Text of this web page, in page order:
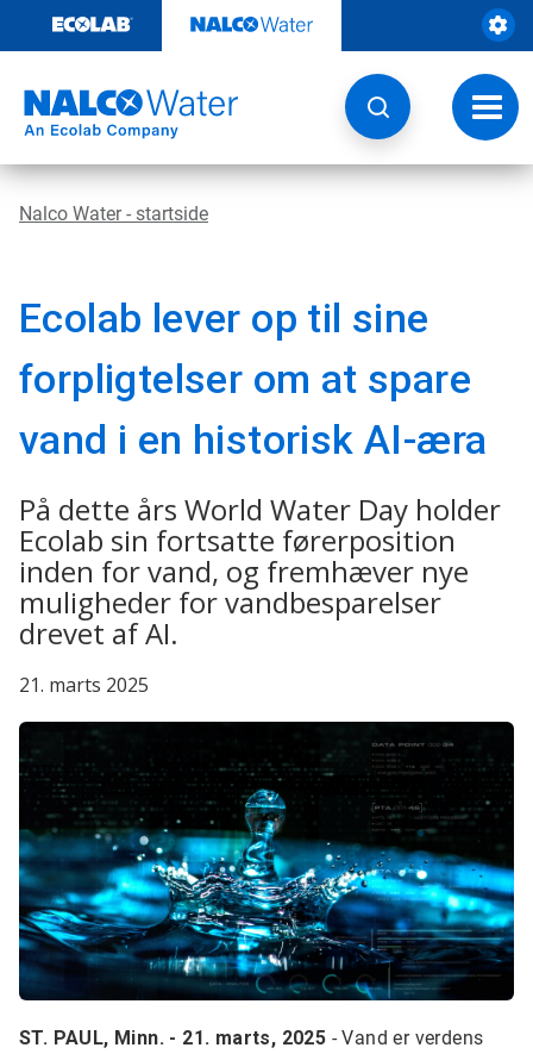
indhold
Skift
Nalco Water - startside
Ecolab lever op til sine
forpligtelser om at spare
vand i en historisk AI-æra
På dette års World Water Day holder
Ecolab sin fortsatte førerposition
inden for vand, og fremhæver nye
muligheder for vandbesparelser
drevet af AI.
21. marts 2025
ST. PAUL, Minn. - 21. marts, 2025 - Vand er verdens